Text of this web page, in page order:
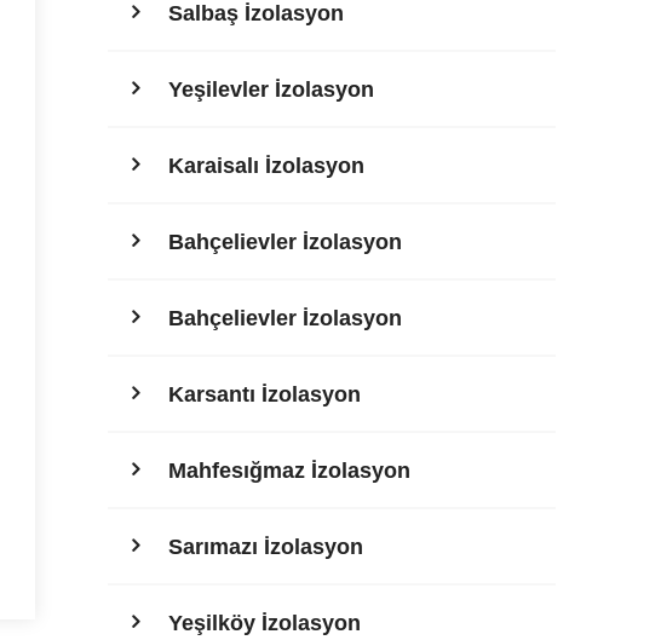
Salbaş İzolasyon
Yeşilevler İzolasyon
Karaisalı İzolasyon
Bahçelievler İzolasyon
Bahçelievler İzolasyon
Karsantı İzolasyon
Mahfesığmaz İzolasyon
Sarımazı İzolasyon
Yeşilköy İzolasyon